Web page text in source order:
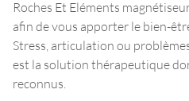
Roches Et Eléments
afin de vous apporter le bien-
Stress, articulation ou
est la solution thérapeutique
reconnus.